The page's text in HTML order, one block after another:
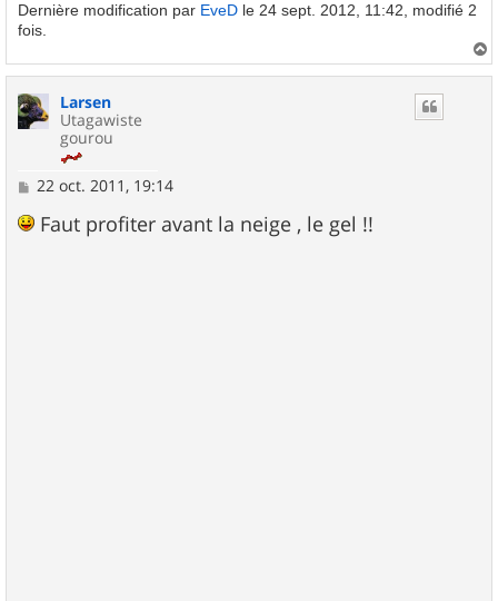
Dernière modification par EveD le 24 sept. 2012, 11:42, modifié 2
fois.
a
Larsen
Utagawiste
gourou
M
s
22 oct. 2011, 19:14
Faut profiter avant la neige , le gel !!